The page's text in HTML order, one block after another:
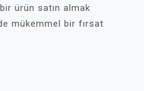
ürün satın almak
mükemmel bir fırsat